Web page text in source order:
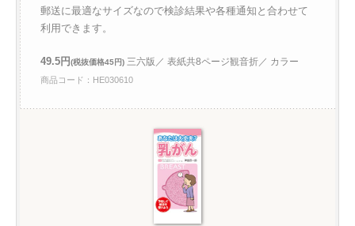
郵送に最適なサイズなので検診結果や各種通知と合わせて
利用できます。
49.5円(税抜価格45円) 三六版／ 表紙共8ページ観音折／ カラー
商品コード：HE030610